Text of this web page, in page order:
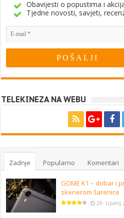
Obavijesti o popustima i
Tjedne novosti, savjeti,
TELEKINEZA NA WEBU
Zadnje Popularno Komentari
GOME K1 – dobar i
skenerom šarenice
29. Lipanj